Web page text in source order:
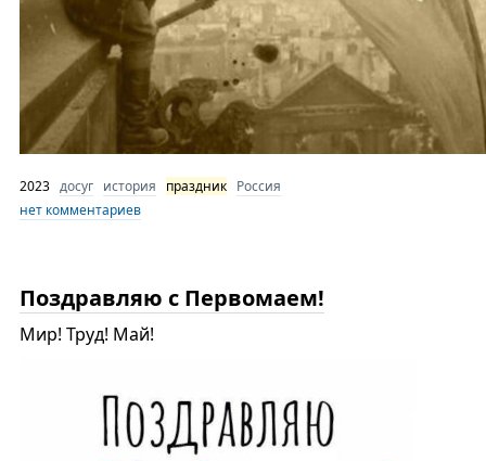
2023 досуг история праздник Россия
нет комментариев
Поздравляю с Первомаем!
Мир! Труд! Май!